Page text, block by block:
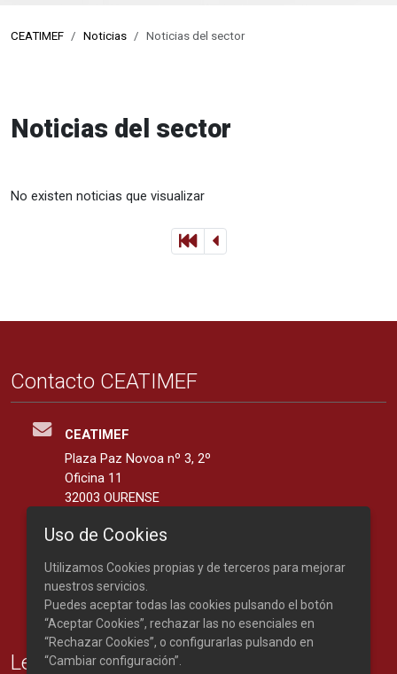
CEATIMEF Noticias Noticias del sector
Noticias del sector
No existen noticias que visualizar
Contacto CEATIMEF
CEATIMEF
Plaza Paz Novoa nº 3, 2º
Oficina 11
32003 OURENSE
Teléfono: 988 219 893
Legal
Uso de Cookies
Utilizamos Cookies propias y de terceros para mejorar
nuestros servicios.
Puedes aceptar todas las cookies pulsando el botón
“Aceptar Cookies”, rechazar las no esenciales en
“Rechazar Cookies”, o configurarlas pulsando en
“Cambiar configuración”.